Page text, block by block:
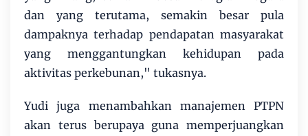
dan yang terutama, semakin besar pula
dampaknya terhadap pendapatan masyarakat
yang menggantungkan kehidupan pada
aktivitas perkebunan," tukasnya.
Yudi juga menambahkan manajemen PTPN
akan terus berupaya guna memperjuangkan